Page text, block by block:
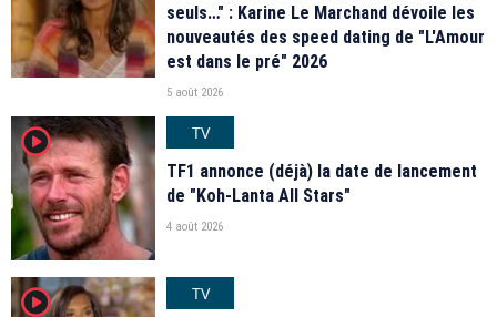
seuls…" : Karine Le Marchand dévoile les
nouveautés des speed dating de "L'Amour
est dans le pré" 2026
5 août 2026
player2
TV
TF1 annonce (déjà) la date de lancement
de "Koh-Lanta All Stars"
4 août 2026
player2
TV